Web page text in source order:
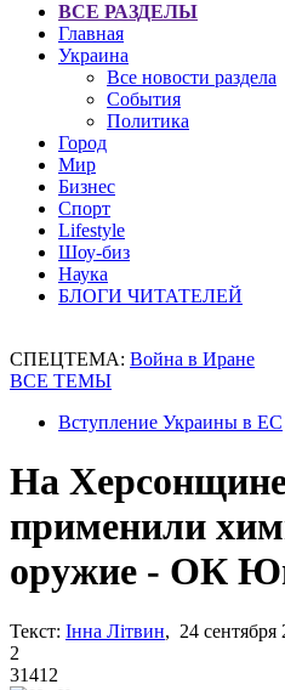
ВСЕ РАЗДЕЛЫ
Главная
Украина
Все новости раздела
События
Политика
Город
Мир
Бизнес
Спорт
Lifestyle
Шоу-биз
Наука
БЛОГИ ЧИТАТЕЛЕЙ
СПЕЦТЕМА: Война в Иране
ВСЕ ТЕМЫ
Вступление Украины в ЕС
На
применили
оружие - ОК
Текст: Інна Літвин, 24 сентября
2
31412